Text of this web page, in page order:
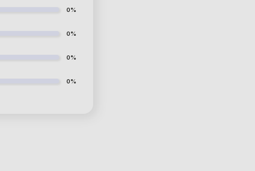
0%
0%
0%
0%